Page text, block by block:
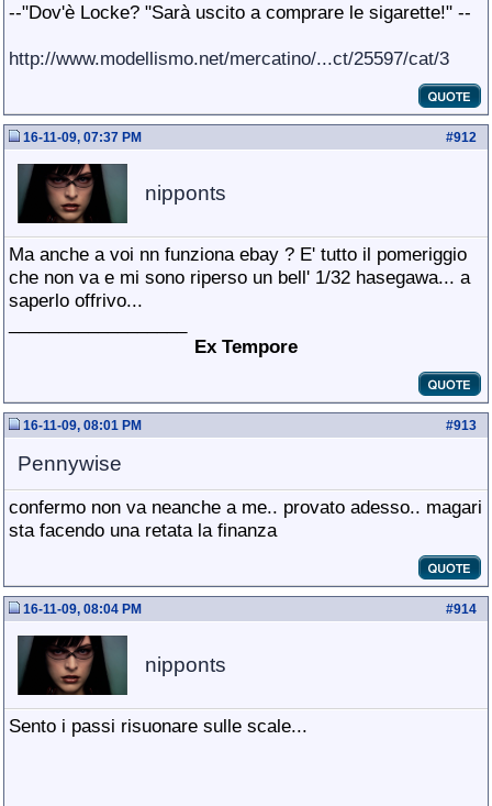
--"Dov'è Locke? "Sarà uscito a comprare le sigarette!" --
http://www.modellismo.net/mercatino/...ct/25597/cat/3
#912
16-11-09, 07:37 PM
nipponts
Ma anche a voi nn funziona ebay ? E' tutto il pomeriggio
che non va e mi sono riperso un bell' 1/32 hasegawa... a
saperlo offrivo...
Ex Tempore
#913
16-11-09, 08:01 PM
Pennywise
confermo non va neanche a me.. provato adesso.. magari
sta facendo una retata la finanza
#914
16-11-09, 08:04 PM
nipponts
Sento i passi risuonare sulle scale...